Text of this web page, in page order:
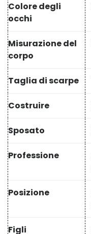
Colore degli
occhi
Misurazione del
corpo
Taglia di scarpe
Costruire
Sposato
Professione
Posizione
Figli